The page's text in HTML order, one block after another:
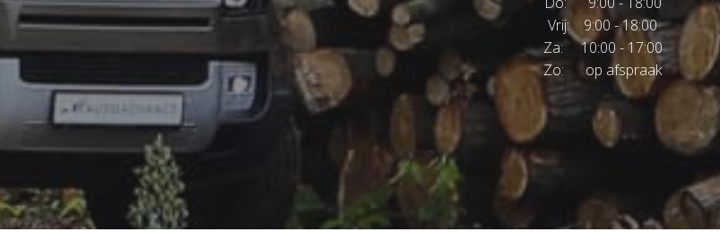
Vrij: 9:00 - 18:00
Za: 10:00 - 17:00
Zo: op afspraak